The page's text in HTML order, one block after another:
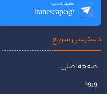
تخفیف یادت نره!
@Iranescape
دسترسی سریع
صفحه اصلی
ورود